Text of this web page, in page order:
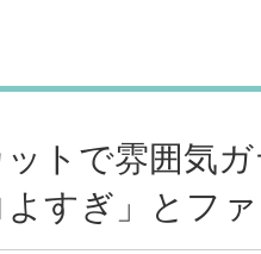
トで雰囲気
すぎ」とフ